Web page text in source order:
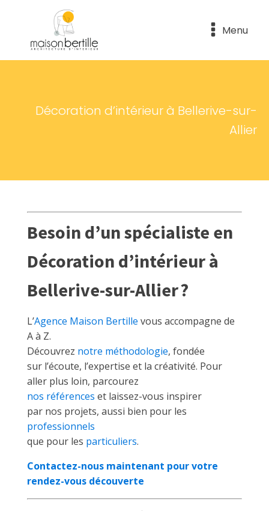
Menu
Décoration d’intérieur à Bellerive-sur-
Allier
Besoin d’un spécialiste en
Décoration d’intérieur à
Bellerive-sur-Allier ?
L’Agence Maison Bertille vous accompagne de
A à Z.
Découvrez notre méthodologie, fondée
sur l’écoute, l’expertise et la créativité. Pour
aller plus loin, parcourez
nos références et laissez-vous inspirer
par nos projets, aussi bien pour les
professionnels
que pour les particuliers.
Contactez-nous maintenant pour votre
rendez-vous découverte